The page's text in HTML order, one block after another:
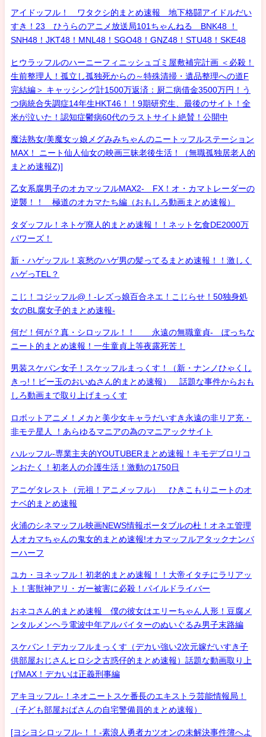
アイドッフル！ ワタクシ的まとめ速報 地下格闘アイドルだい
すき！23 ひうらのアニメ放送局101ちゃんねる BNK48 ！
SNH48！JKT48！MNL48！SGO48！GNZ48！STU48！SKE48
ヒウラッフルのハーニーフィニッシュゴミ屋敷補完計画 ＜必殺！
生前整理人！孤立し孤独死からの～特殊清掃・遺品整理への道F
完結編＞ キャッシング計1500万返済：厨二病借金3500万円！う
つ病統合失調症14年生HKT46！！9期研究生、最後のサイト！全
米が泣いた！認知症鬱病60代のラストサイト絶賛！公開中
魔法熟女/美魔女ッ娘メグみみちゃんのニートッフルステーション
MAX！ ニート仙人仙女の映画三昧老後生活！（無職孤独居老人的
まとめ速報Z)]
乙女系腐男子のオカマッフルMAX2- FX！オ・カマトレーダーの
逆襲！！ 極道のオカマたち編（おもしろ動画まとめ速報）
タダッフル！ネトゲ廃人的まとめ速報！！ネット乞食DE2000万
パワーズ！
新・ハゲッフル！哀愁のハゲ男の髪ってるまとめ速報！！激しく
ハゲっTEL？
こじ！コジッフル@！-レズっ娘百合ネエ！こじらせ！50独身処
女のBL腐女子的まとめ速報-
何だ！何が？真・シロッフル！！ 永遠の無職童貞- ぼっちな
ニート的まとめ速報！一生童貞上等夜露死苦！
男装スケバン女子！スケッフルまっくす！（新・ナンノひゃくし
きっ!！ビー玉のおいぬさん的まとめ速報） 話題な事件からおも
しろ動画まで取り上げまっくす
ロボットアニメ！メカと美少女キャラだいすき永遠の非リア充・
非モテ星人 ！あらゆるマニアの為のマニアックサイト
ハルッフル-専業主夫的YOUTUBERまとめ速報！キモデブロリコ
ンおたく！初老人の介護生活！激動の1750日
アニゲタレスト（元祖！アニメッフル） ひきこもりニートのオ
ナベ的まとめ速報
火浦のシネマッフル映画NEWS情報ポータブルの杜！オネエ管理
人オカマちゃんの鬼女的まとめ速報!オカマッフルアタックナンバ
ーハーフ
ユカ・ヨネッフル！初老的まとめ速報！！大帝イタチにラリアッ
ト！害獣神アリ・ガー被害に必殺！パイルドライバー
おネコさん的まとめ速報 僕の彼女はエリーちゃん人形！豆腐メ
ンタルメンヘラ電波中年アルバイターのぬいぐるみ男子末路編
スケバン！デカッフルまっくす（デカい強い2次元嫁だいすき子
供部屋おじさんヒロシ之古惑仔的まとめ速報）話題な動画取り上
げMAX！デカいは正義刑事編
アキヨッフル-！ネオニートスケ番長のエキストラ芸能情報局！
（子ども部屋おばさんの自宅警備員的まとめ速報）
[ヨシヨシロッフル-！！-素浪人勇者カツオンの未解決事件簿へよ